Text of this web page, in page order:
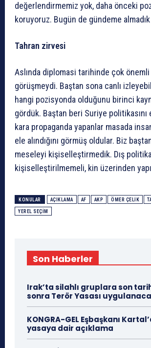
değerlendirmemiz yok, daha önceki
koruyoruz. Bugün de gündeme
Tahran zirvesi
Aslında diplomasi tarihinde çok
görüşmeydi. Baştan sona canlı
hangi pozisyonda olduğunu birinci
gördük. Baştan beri Suriye
kara propaganda yapanlar masada
ele alındığını görmüş oldular. Biz
meseleyi kişiselleştirmedik. Dış politika
kişiselleştirilmemeli, kin üzerinden
KONULAR AÇIKLAMA AF AKP ÖMER ÇELIK
YEREL SEÇIM
Son Haberler
Irak’ta silahlı gruplara son
sonra Terör Yasası
KONGRA-GEL Eşbaşkanı
yasaya dair açıklama